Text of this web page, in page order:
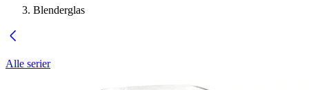
Blenderglas
Alle serier